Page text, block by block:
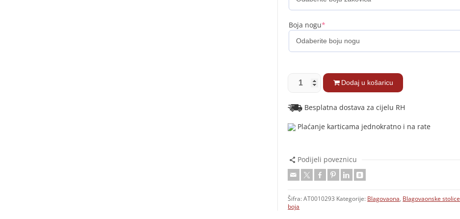
Boja nogu*
Dodaj u košaricu
Besplatna dostava za cijelu RH
Plaćanje karticama jednokratno i na rate
Podijeli poveznicu
Šifra:AT0010293 Kategorije: Blagovaona, Blagovaonske stolice
boja